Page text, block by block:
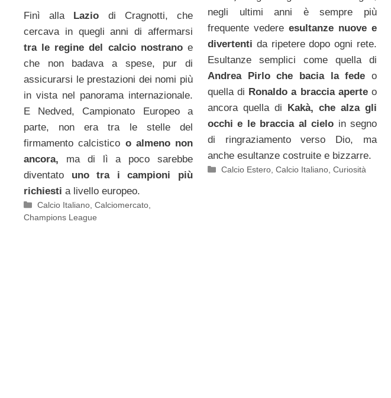
Finì allaLazio di Cragnotti, che
cercava in quegli anni di affermarsi
tra le regine del calcio nostranoe
che non badava a spese, pur di
assicurarsi le prestazioni dei nomi più
in vista nel panorama internazionale.
E Nedved, Campionato Europeo a
parte, non era tra le stelle del
firmamento calcistico o almeno non
ancora, ma di lì a poco sarebbe
diventato uno tra i campioni più
richiesti a livello europeo.
Categorie
Calcio Italiano ,Calciomercato
Champions League
negli ultimi anni è sempre più
frequente vedere esultanze nuove e
divertenti da ripetere dopo ogni rete.
Esultanze semplici come quella di
Andrea Pirlo che bacia la fede o
quella di Ronaldo a braccia aperte o
ancora quella di Kakà, che alza gli
occhi e le braccia al cielo in segno
di ringraziamento verso Dio, ma
anche esultanze costruite e bizzarre.
Categorie
Calcio Estero ,Calcio Italiano ,Curiosità